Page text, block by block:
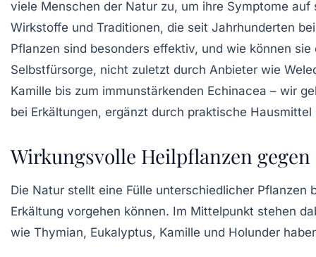
viele Menschen der Natur zu, um ihre Symptome
Wirkstoffe und Traditionen, die seit Jahrhunderten
Pflanzen sind besonders effektiv, und wie können
Selbstfürsorge, nicht zuletzt durch Anbieter wie
Kamille bis zum immunstärkenden Echinacea – wir
bei Erkältungen, ergänzt durch praktische
Wirkungsvolle Heilpflanzen
Die Natur stellt eine Fülle unterschiedlicher
Erkältung vorgehen können. Im Mittelpunkt stehen
wie Thymian, Eukalyptus, Kamille und Holunder